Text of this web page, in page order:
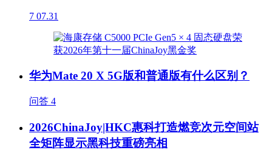
7 07.31
华为Mate 20 X 5G版和普通版有什么区别？
问答 4
2026ChinaJoy|HKC惠科打造燃竞次元空间站
全矩阵显示黑科技重磅亮相